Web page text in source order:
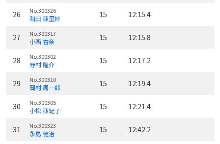
26 No.300326
和田 亜里紗 15 12:15.4
27 No.300317
小西 杏奈 15 12:15.8
28 No.300302
野村 隆介 15 12:17.2
29 No.300310
岡村 周一郎 15 12:19.4
30 No.300305
小松 亜紀子 15 12:21.4
31 No.300323
永島 健治 15 12:42.2